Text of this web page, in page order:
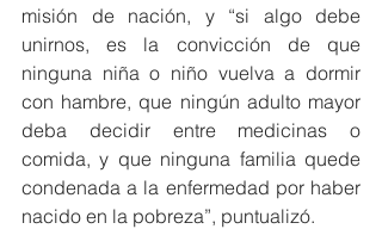
misión de nación, y “si algo debe
unirnos, es la convicción de que
ninguna niña o niño vuelva a dormir
con hambre, que ningún adulto mayor
deba decidir entre medicinas o
comida, y que ninguna familia quede
condenada a la enfermedad por haber
nacido en la pobreza”, puntualizó.